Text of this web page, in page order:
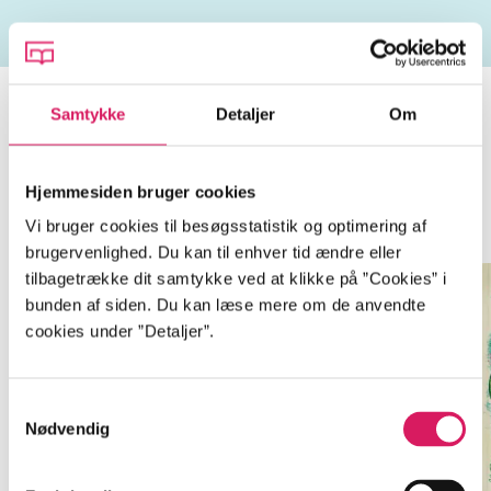
Samtykke Detaljer Om
Hjemmesiden bruger cookies
Vi bruger cookies til besøgsstatistik og optimering af
brugervenlighed. Du kan til enhver tid ændre eller
tilbagetrække dit samtykke ved at klikke på ”Cookies” i
bunden af siden. Du kan læse mere om de anvendte
cookies under ”Detaljer”.
Nødvendig
Gå til serien